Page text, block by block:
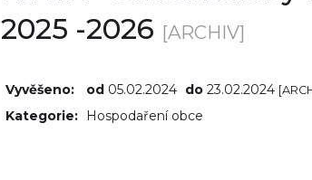
2025 -2026 [ARCHIV]
Vyvěšeno: od 05.02.2024 do 23.02.2024
Kategorie: Hospodaření obce